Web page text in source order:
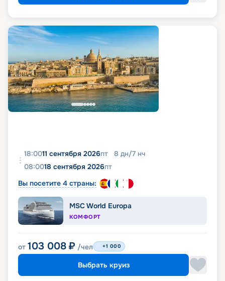
18:0011 сентября 2026пт 8 дн/7 нч
08:0018 сентября 2026пт
Вы посетите 4 страны:
MSC World Europa
КОМФОРТ
от 103 008 ₽ /чел +1 000
Выбрать круиз